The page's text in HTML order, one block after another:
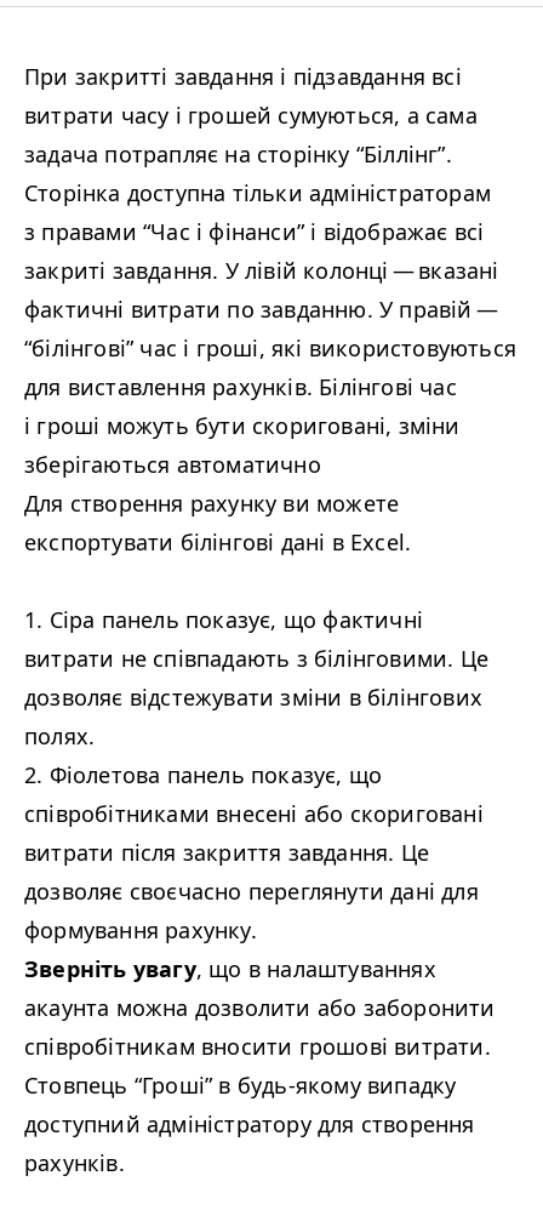
При закритті завдання і підзавдання всі
витрати часу і грошей сумуються, а сама
задача потрапляє на сторінку “Біллінг”.
Сторінка доступна тільки адміністраторам
з правами “Час і фінанси” і відображає всі
закриті завдання. У лівій колонці — вказані
фактичні витрати по завданню. У правій —
“білінгові” час і гроші, які використовуються
для виставлення рахунків. Білінгові час
і гроші можуть бути скориговані, зміни
зберігаються автоматично
Для створення рахунку ви можете
експортувати білінгові дані в Excel.
1. Сіра панель показує, що фактичні
витрати не співпадають з білінговими. Це
дозволяє відстежувати зміни в білінгових
полях.
2. Фіолетова панель показує, що
співробітниками внесені або скориговані
витрати після закриття завдання. Це
дозволяє своєчасно переглянути дані для
формування рахунку.
Зверніть увагу, що в налаштуваннях
акаунта можна дозволити або заборонити
співробітникам вносити грошові витрати.
Стовпець “Гроші” в будь-якому випадку
доступний адміністратору для створення
рахунків.